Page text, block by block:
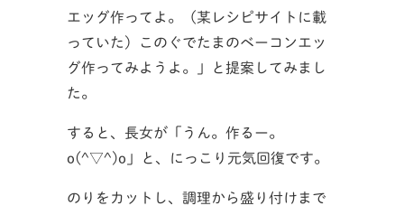
エッグ作ってよ。（某レシピサイトに載
っていた）このぐでたまのベーコンエッ
グ作ってみようよ。」と提案してみまし
た。
すると、長女が「うん。作るー。
o(^▽^)o」と、にっこり元気回復です。
のりをカットし、調理から盛り付けまで